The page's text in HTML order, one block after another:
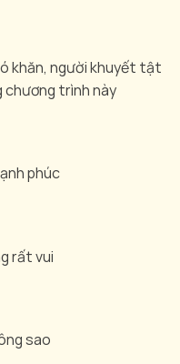
khăn, người khuyết tật
chương trình này
phúc
rất vui
sao